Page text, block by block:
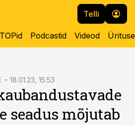
Telli
TOPid Podcastid Videod
18.01.23, 15:53
seadus mõjutab